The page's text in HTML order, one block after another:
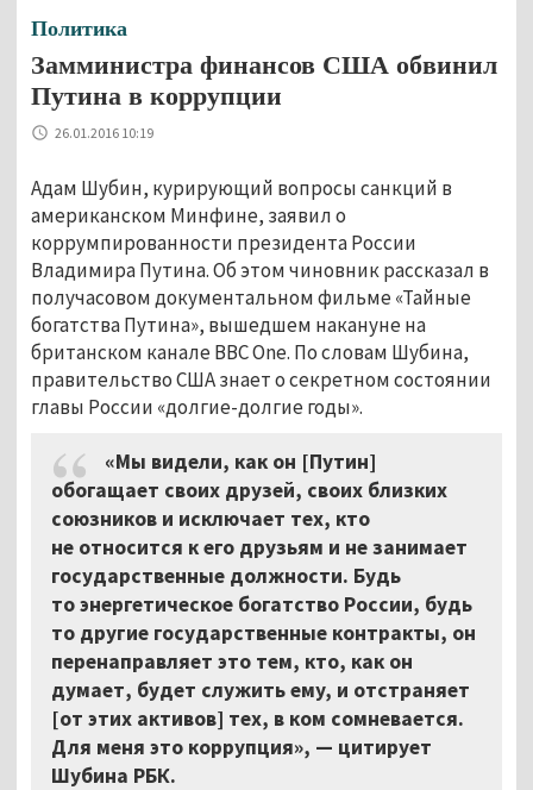
Политика
Замминистра финансов США обвинил
Путина в коррупции
26.01.2016 10:19
Адам Шубин, курирующий вопросы санкций в
американском Минфине, заявил о
коррумпированности президента России
Владимира Путина. Об этом чиновник рассказал в
получасовом документальном фильме «Тайные
богатства Путина», вышедшем накануне на
британском канале BBC One. По словам Шубина,
правительство США знает о секретном состоянии
главы России «долгие-долгие годы».
«Мы видели, как он [Путин]
обогащает своих друзей, своих близких
союзников и исключает тех, кто
не относится к его друзьям и не занимает
государственные должности. Будь
то энергетическое богатство России, будь
то другие государственные контракты, он
перенаправляет это тем, кто, как он
думает, будет служить ему, и отстраняет
[от этих активов] тех, в ком сомневается.
Для меня это коррупция», — цитирует
Шубина РБК.